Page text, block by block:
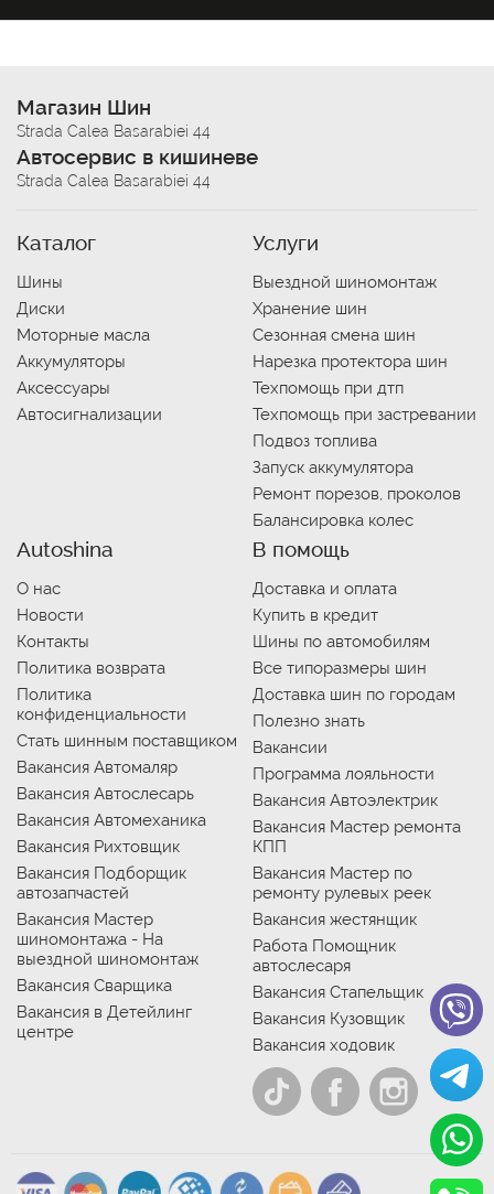
Магазин Шин
Strada Calea Basarabiei 44
Автосервис в кишиневе
Strada Calea Basarabiei 44
Каталог
Шины
Диски
Моторные масла
Аккумуляторы
Аксессуары
Автосигнализации
Услуги
Выездной шиномонтаж
Хранение шин
Сезонная смена шин
Нарезка протектора шин
Техпомощь при дтп
Техпомощь при застревании
Подвоз топлива
Запуск аккумулятора
Ремонт порезов, проколов
Балансировка колес
Autoshina
О нас
Новости
Контакты
Политика возврата
Политика
конфиденциальности
Стать шинным поставщиком
Вакансия Автомаляр
Вакансия Автослесарь
Вакансия Автомеханика
Вакансия Рихтовщик
Вакансия Подборщик
автозапчастей
Вакансия Мастер
шиномонтажа - На
выездной шиномонтаж
Вакансия Сварщика
Вакансия в Детейлинг
центре
В помощь
Доставка и оплата
Купить в кредит
Шины по автомобилям
Все типоразмеры шин
Доставка шин по городам
Полезно знать
Вакансии
Программа лояльности
Вакансия Автоэлектрик
Вакансия Мастер ремонта
КПП
Вакансия Мастер по
ремонту рулевых реек
Вакансия жестянщик
Работа Помощник
автослесаря
Вакансия Стапельщик
Вакансия Кузовщик
Вакансия ходовик